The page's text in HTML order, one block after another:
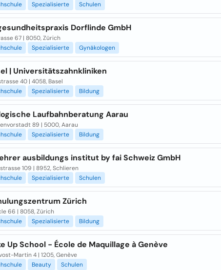
Spezialisierte Schulen
Dorflinde GmbH
67 | 8050, Zürich
Spezialisierte Gynäkologen
| Universitätszahnkliniken
40 | 4058, Basel
Spezialisierte Bildung
Laufbahnberatung Aarau
89 | 5000, Aarau
Spezialisierte Bildung
ausbildungs institut by fai Schweiz GmbH
109 | 8952, Schlieren
Spezialisierte Schulen
Zürich
66 | 8058, Zürich
Spezialisierte Bildung
Up School - École de Maquillage à Genève
Martin 4 | 1205, Genève
Beauty Schulen